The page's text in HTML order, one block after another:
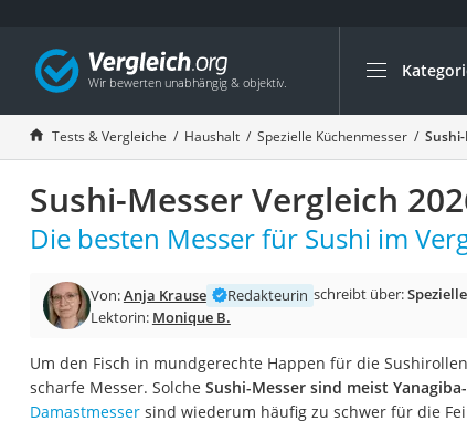
Die
Haushalt
Wäschespinne
Akku-
Tests & Vergleiche Haushalt Spezielle Küchenmesser
Sushi-Messer Vergleich
Die besten Messer für Sushi im
Von:Anja Krause Redakteurin schreibt über:
Lektorin: Monique B.
Um den Fisch in mundgerechte Happen für die
scharfe Messer. Solche Sushi-Messer sind meist
Damastmessersind wiederum häufig zu schwer für die